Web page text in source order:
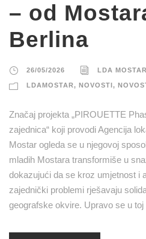
– od
Berlina
26/05/2026 LDA
LDAMOSTAR, NOVOSTI ,
Značaj projekta „PIROUETTE
zajednica“ koji provodi Agencija
Mostar ogleda se u njegovoj
mladih Mostara transformiše u
dokazujući da se kroz umjetnost i
zajednički problemi rješavaju
geografske okvire. Upravo se u